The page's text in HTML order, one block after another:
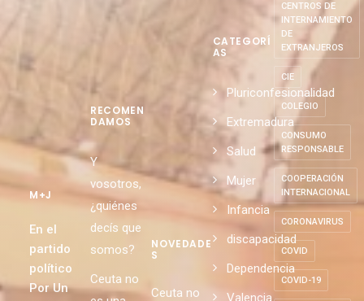
M+J
En el
partido
político
Por Un
RECOMEN
DAMOS
Y
vosotros,
¿quiénes
decís que
somos?
Ceuta no
NOVEDADE
S
Ceuta no
CATEGORÍ
AS
Pluriconfesionalidad
Extremadura
Salud
Mujer
Infancia
discapacidad
Dependencia
Valencia
CENTROS DE
INTERNAMIENTO
DE
EXTRANJEROS
CIE
COLEGIO
CONSUMO
RESPONSABLE
COOPERACIÓN
INTERNACIONAL
CORONAVIRUS
COVID
COVID-19